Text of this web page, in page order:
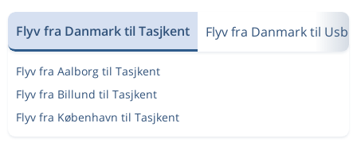
Flyv fra Danmark til Tasjkent Flyv fra Danmark til
Flyv fra Aalborg til Tasjkent
Flyv fra Billund til Tasjkent
Flyv fra København til Tasjkent